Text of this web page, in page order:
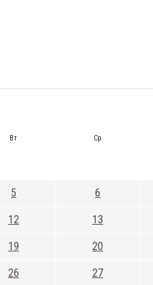
Вт Ср
5 6
12 13
19 20
26 27